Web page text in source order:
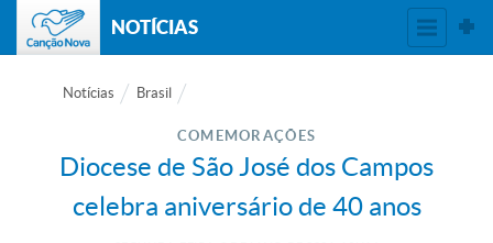
NOTÍCIAS
Notícias Brasil
COMEMORAÇÕES
Diocese de São José dos Campos
celebra aniversário de 40 anos